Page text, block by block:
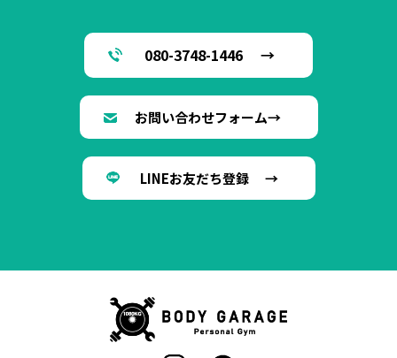
080-3748-1446 →
お問い合わせフォーム→
LINEお友だち登録 →